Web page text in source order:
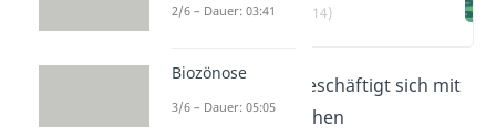
(00:14)
DieSynökologie
beschäftigt sich mit
Beziehungen zwischen
2/6 – Dauer: 03:41
Biozönose
3/6 – Dauer: 05:05